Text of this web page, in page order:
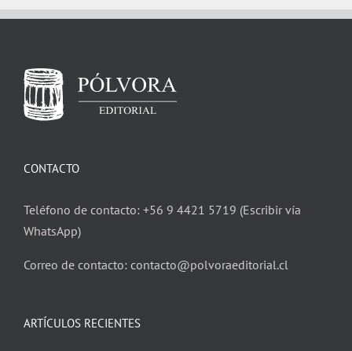
CONTACTO
Teléfono de contacto: +56 9 4421 5719 (Escribir vía
WhatsApp)
Correo de contacto: contacto@polvoraeditorial.cl
ARTÍCULOS RECIENTES